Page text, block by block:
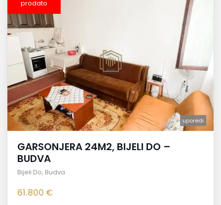
prodato
uporedi
GARSONJERA 24M2, BIJELI DO –
BUDVA
Bijeli Do, Budva
61.800 €